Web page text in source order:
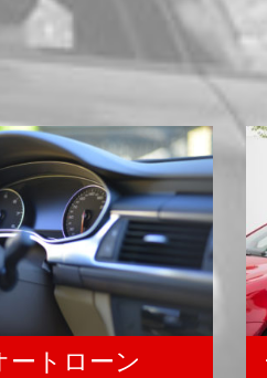
ートローン